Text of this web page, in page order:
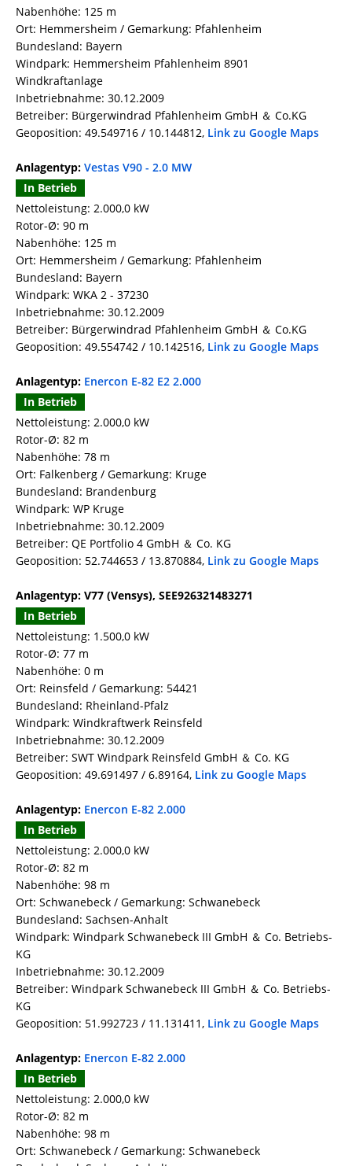
Nabenhöhe: 125 m
Ort: Hemmersheim / Gemarkung: Pfahlenheim
Bundesland: Bayern
Windpark: Hemmersheim Pfahlenheim 8901
Windkraftanlage
Inbetriebnahme: 30.12.2009
Betreiber: Bürgerwindrad Pfahlenheim GmbH ＆ Co.KG
Geoposition: 49.549716 / 10.144812, Link zu Google Maps
Anlagentyp: Vestas V90 - 2.0 MW
In Betrieb
Nettoleistung: 2.000,0 kW
Rotor-Ø: 90 m
Nabenhöhe: 125 m
Ort: Hemmersheim / Gemarkung: Pfahlenheim
Bundesland: Bayern
Windpark: WKA 2 - 37230
Inbetriebnahme: 30.12.2009
Betreiber: Bürgerwindrad Pfahlenheim GmbH ＆ Co.KG
Geoposition: 49.554742 / 10.142516, Link zu Google Maps
Anlagentyp: Enercon E-82 E2 2.000
In Betrieb
Nettoleistung: 2.000,0 kW
Rotor-Ø: 82 m
Nabenhöhe: 78 m
Ort: Falkenberg / Gemarkung: Kruge
Bundesland: Brandenburg
Windpark: WP Kruge
Inbetriebnahme: 30.12.2009
Betreiber: QE Portfolio 4 GmbH ＆ Co. KG
Geoposition: 52.744653 / 13.870884, Link zu Google Maps
Anlagentyp: V77 (Vensys), SEE926321483271
In Betrieb
Nettoleistung: 1.500,0 kW
Rotor-Ø: 77 m
Nabenhöhe: 0 m
Ort: Reinsfeld / Gemarkung: 54421
Bundesland: Rheinland-Pfalz
Windpark: Windkraftwerk Reinsfeld
Inbetriebnahme: 30.12.2009
Betreiber: SWT Windpark Reinsfeld GmbH ＆ Co. KG
Geoposition: 49.691497 / 6.89164, Link zu Google Maps
Anlagentyp: Enercon E-82 2.000
In Betrieb
Nettoleistung: 2.000,0 kW
Rotor-Ø: 82 m
Nabenhöhe: 98 m
Ort: Schwanebeck / Gemarkung: Schwanebeck
Bundesland: Sachsen-Anhalt
Windpark: Windpark Schwanebeck III GmbH ＆ Co. Betriebs-
KG
Inbetriebnahme: 30.12.2009
Betreiber: Windpark Schwanebeck III GmbH ＆ Co. Betriebs-
KG
Geoposition: 51.992723 / 11.131411, Link zu Google Maps
Anlagentyp: Enercon E-82 2.000
In Betrieb
Nettoleistung: 2.000,0 kW
Rotor-Ø: 82 m
Nabenhöhe: 98 m
Ort: Schwanebeck / Gemarkung: Schwanebeck